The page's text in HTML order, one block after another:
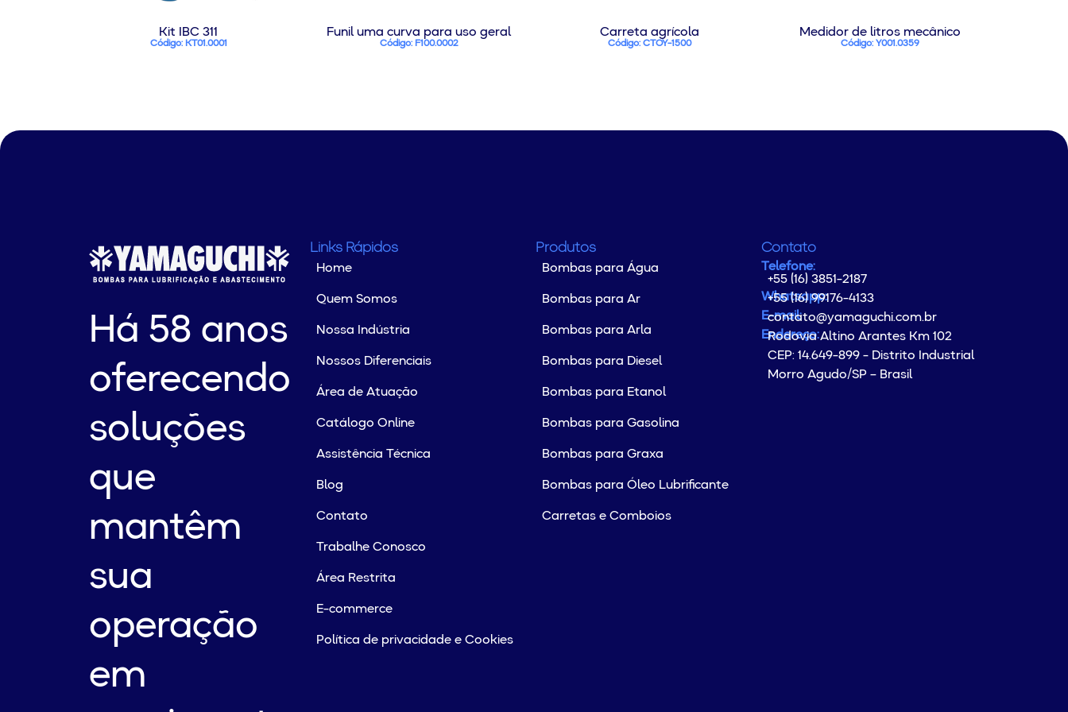
Kit IBC 311
Código: KT01.0001
Funil uma curva para uso geral
Código: F100.0002
Carreta agrícola
Código: CTOY-1500
Medidor de litros mecânico
Código: Y001.0359
Há 58 anos
oferecendo
soluções
que
mantêm
sua
operação
em
Links Rápidos
Home
Quem Somos
Nossa Indústria
Nossos Diferenciais
Área de Atuação
Catálogo Online
Assistência Técnica
Blog
Contato
Trabalhe Conosco
Área Restrita
E-commerce
Política de privacidade e Cookies
Produtos
Bombas para Água
Bombas para Ar
Bombas para Arla
Bombas para Diesel
Bombas para Etanol
Bombas para Gasolina
Bombas para Graxa
Bombas para Óleo Lubrificante
Carretas e Comboios
Contato
Telefone:
+55 (16) 3851-2187
Whatsapp:
+55 (16) 99176-4133
E-mail:
contato@yamaguchi.com.br
Endereço:
Rodovia Altino Arantes Km 102
CEP: 14.649-899 - Distrito Industrial
Morro Agudo/SP – Brasil